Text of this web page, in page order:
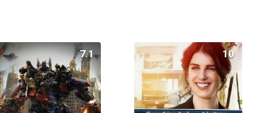
7.1 10